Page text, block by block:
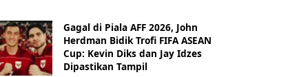
Gagal di Piala AFF 2026, John
Herdman Bidik Trofi FIFA ASEAN
Cup: Kevin Diks dan Jay Idzes
Dipastikan Tampil